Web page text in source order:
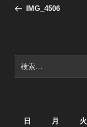
ナ
ー
シ
の
IMG_4506
索:
日
月 火